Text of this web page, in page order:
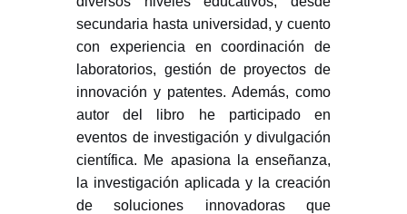
secundaria hasta universidad, y cuento
con experiencia en coordinación de
laboratorios, gestión de proyectos de
innovación y patentes. Además, como
autor del libro he participado en
eventos de investigación y divulgación
científica. Me apasiona la enseñanza,
la investigación aplicada y la creación
de soluciones innovadoras que